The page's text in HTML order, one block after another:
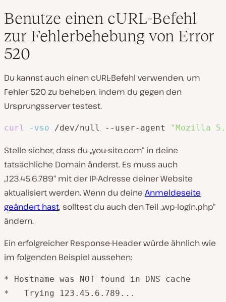
Benutze einen cURL-Befehl
zur Fehlerbehebung von Error
520
Du kannst auch einen cURL-Befehl verwenden, um
Fehler 520 zu beheben, indem du gegen den
Ursprungsserver testest.
curl -vso /dev/null --user-agent "Mozilla
Stelle sicher, dass du „you-site.com“ in deine
tatsächliche Domain änderst. Es muss auch
„123.45.6.789“ mit der IP-Adresse deiner Website
aktualisiert werden. Wenn du deine Anmeldeseite
geändert hast, solltest du auch den Teil „wp-login.php“
ändern.
Ein erfolgreicher Response-Header würde ähnlich wie
im folgenden Beispiel aussehen:
* Hostname was NOT found in DNS cache
*   Trying 123.45.6.789...